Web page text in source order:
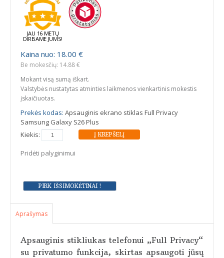
JAU 16 METŲ
DIRBAME JUMS!
Kaina nuo: 18.00 €
Be mokesčių: 14.88 €
Mokant visą sumą iškart.
Valstybės nustatytas atminties laikmenos vienkartinis mokestis
įskaičiuotas.
Prekės kodas: Apsauginis ekrano stiklas Full Privacy
Samsung Galaxy S26 Plus
Kiekis:
Pridėti palyginimui
Aprašymas
Apsauginis stikliukas telefonui „Full Privacy“
su privatumo funkcija, skirtas apsaugoti jūsų